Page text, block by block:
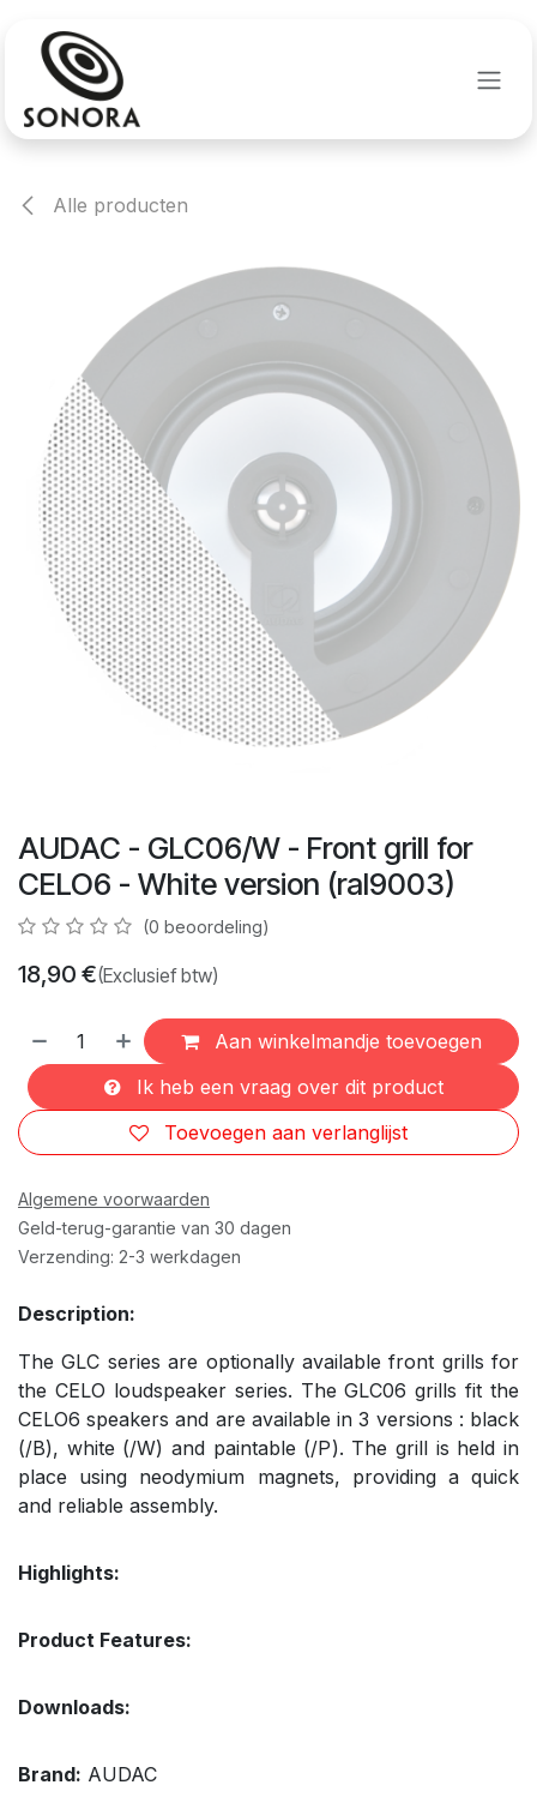
Alle producten
AUDAC - GLC06/W - Front grill for
CELO6 - White version (ral9003)
(0 beoordeling)
18,90 €(Exclusief btw)
Aan winkelmandje toevoegen
Ik heb een vraag over dit product
Toevoegen aan verlanglijst
Algemene voorwaarden
Geld-terug-garantie van 30 dagen
Verzending: 2-3 werkdagen
Description:
The GLC series are optionally available front grills for
the CELO loudspeaker series. The GLC06 grills fit the
CELO6 speakers and are available in 3 versions : black
(/B), white (/W) and paintable (/P). The grill is held in
place using neodymium magnets, providing a quick
and reliable assembly.
Highlights:
Product Features:
Downloads:
Brand: AUDAC